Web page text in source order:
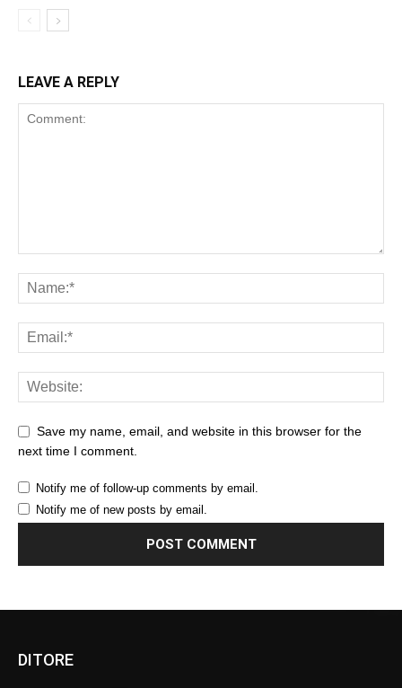
LEAVE A REPLY
Save my name, email, and website in this browser for the
next time I comment.
Notify me of follow-up comments by email.
Notify me of new posts by email.
DITORE